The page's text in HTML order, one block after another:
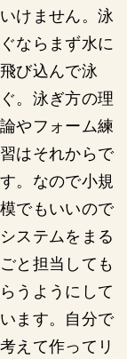
いけません。泳
ぐならまず水に
飛び込んで泳
ぐ。泳ぎ方の理
論やフォーム練
習はそれからで
す。なので小規
模でもいいので
システムをまる
ごと担当しても
らうようにして
います。自分で
考えて作ってリ